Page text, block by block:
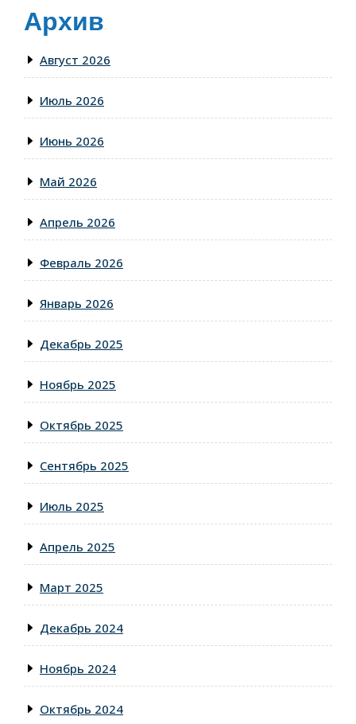
Архив
Август 2026
Июль 2026
Июнь 2026
Май 2026
Апрель 2026
Февраль 2026
Январь 2026
Декабрь 2025
Ноябрь 2025
Октябрь 2025
Сентябрь 2025
Июль 2025
Апрель 2025
Март 2025
Декабрь 2024
Ноябрь 2024
Октябрь 2024